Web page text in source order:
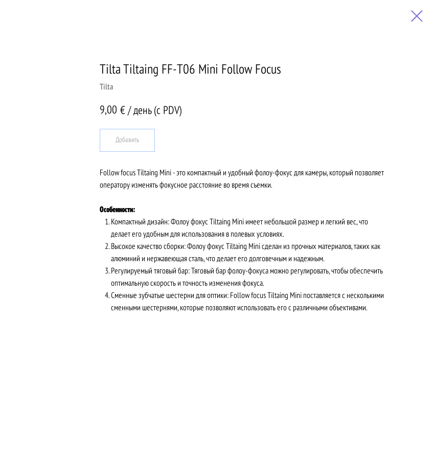
Tilta Tiltaing FF-T06 Mini Follow Focus
Tilta
9,00 € / день (c PDV)
Добавить
Follow focus Tiltaing Mini - это компактный и удобный фолоу-фокус для камеры, который позволяет
оператору изменять фокусное расстояние во время съемки.
Особенности:
Компактный дизайн: Фолоу фокус Tiltaing Mini имеет небольшой размер и легкий вес, что
делает его удобным для использования в полевых условиях.
Высокое качество сборки: Фолоу фокус Tiltaing Mini сделан из прочных материалов, таких как
алюминий и нержавеющая сталь, что делает его долговечным и надежным.
Регулируемый тяговый бар: Тяговый бар фолоу-фокуса можно регулировать, чтобы обеспечить
оптимальную скорость и точность изменения фокуса.
Сменные зубчатые шестерни для оптики: Follow focus Tiltaing Mini поставляется с несколькими
сменными шестернями, которые позволяют использовать его с различными объективами.